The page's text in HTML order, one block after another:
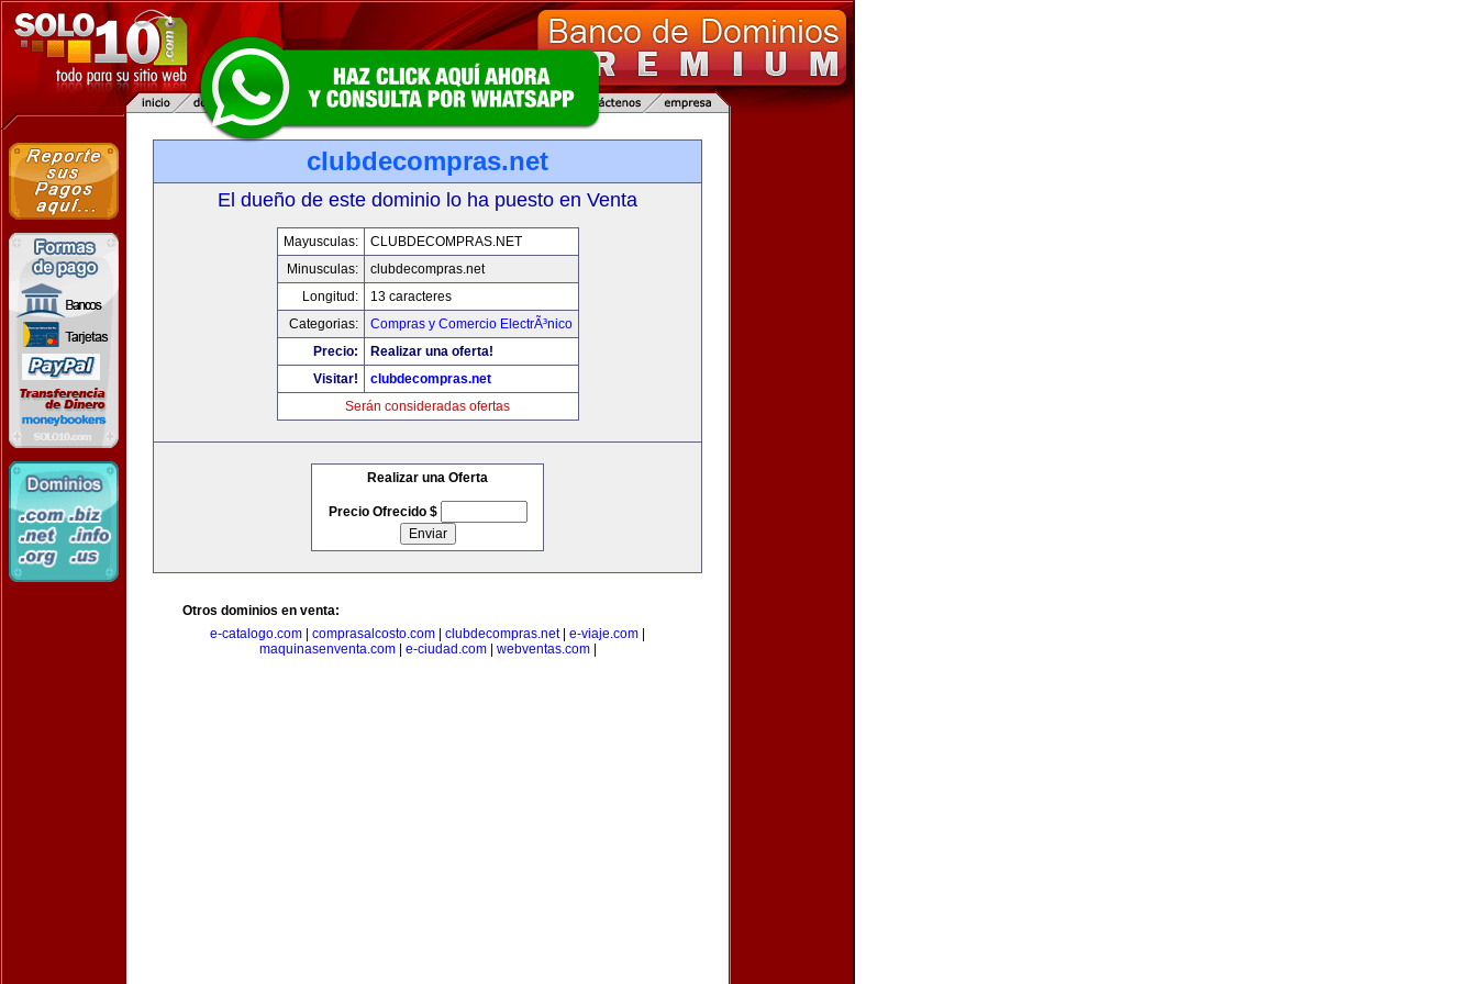
clubdecompras.net
El dueño de este dominio lo ha puesto en Venta
Mayusculas:
CLUBDECOMPRAS.NET
Minusculas:
clubdecompras.net
Longitud:
13 caracteres
Categorias:
Compras y Comercio ElectrÃ³nico
Precio:
Realizar una oferta!
Visitar!
clubdecompras.net
Serán consideradas ofertas
Realizar una Oferta
Precio Ofrecido $
Otros dominios en venta:
e-catalogo.com
comprasalcosto.com clubdecompras.net| e-viaje.com
maquinasenventa.com| e-ciudad.com| webventas.com|